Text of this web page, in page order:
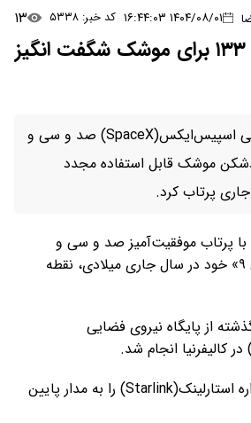
۱۴۰۴/۰۸/۰۱ ۱۶:۴۴:۰۳ کد خبر: ۵۳۳۸ ۱۳
پرتاب رکوردشکن ۱۳۳ برای موشک شگفت انگیز
شرکت فضایی خصوصی اسپیس‌ایکس(SpaceX) صد و سی و
موشک قابل استفاده مجدد
پرتاب موفقیت‌آمیز صد و سی و
سومین موشک «فالکون ۹» خود در سال جاری میلادی، نقطه
از پایگاه نیروی فضایی
این ماموریت، ۲۸ ماهواره استارلینک(Starlink) را به مدار پایین